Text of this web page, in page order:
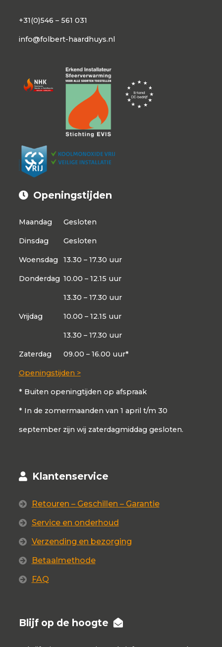
+31(0)546 – 561 031
info@folbert-haardhuys.nl
Openingstijden
Maandag Gesloten
Dinsdag Gesloten
Woensdag 13.30 – 17.30 uur
Donderdag 10.00 – 12.15 uur
13.30 – 17.30 uur
Vrijdag 10.00 – 12.15 uur
13.30 – 17.30 uur
Zaterdag 09.00 – 16.00 uur*
Openingstijden >
* Buiten openingtijden op afspraak
* In de zomermaanden van 1 april t/m 30
september zijn wij zaterdagmiddag gesloten.
Klantenservice
Retouren – Geschillen – Garantie
Service en onderhoud
Verzending en bezorging
Betaalmethode
FAQ
Blijf op de hoogte